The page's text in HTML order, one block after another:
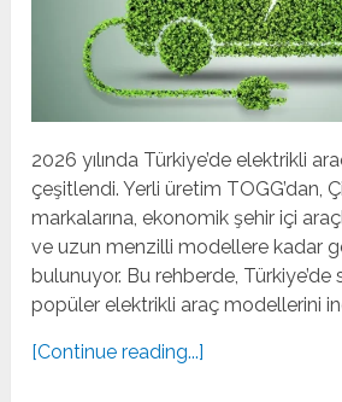
2026 yılında Türkiye’de elektrikli
çeşitlendi. Yerli üretim TOGG’dan,
markalarına, ekonomik şehir içi
ve uzun menzilli modellere kadar
bulunuyor. Bu rehberde, Türkiye’de
popüler elektrikli araç modellerini
[Continue reading...]